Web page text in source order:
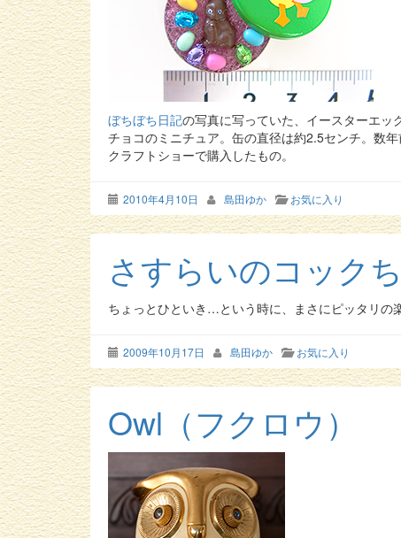
ぼちぼち日記の写真に写っていた、イースターエッ
チョコのミニチュア。缶の直径は約2.5センチ。数年
クラフトショーで購入したもの。
2010年4月10日 島田ゆか お気に入り
さすらいのコック
ちょっとひといき…という時に、まさにピッタリの
2009年10月17日 島田ゆか お気に入り
Owl（フクロウ）